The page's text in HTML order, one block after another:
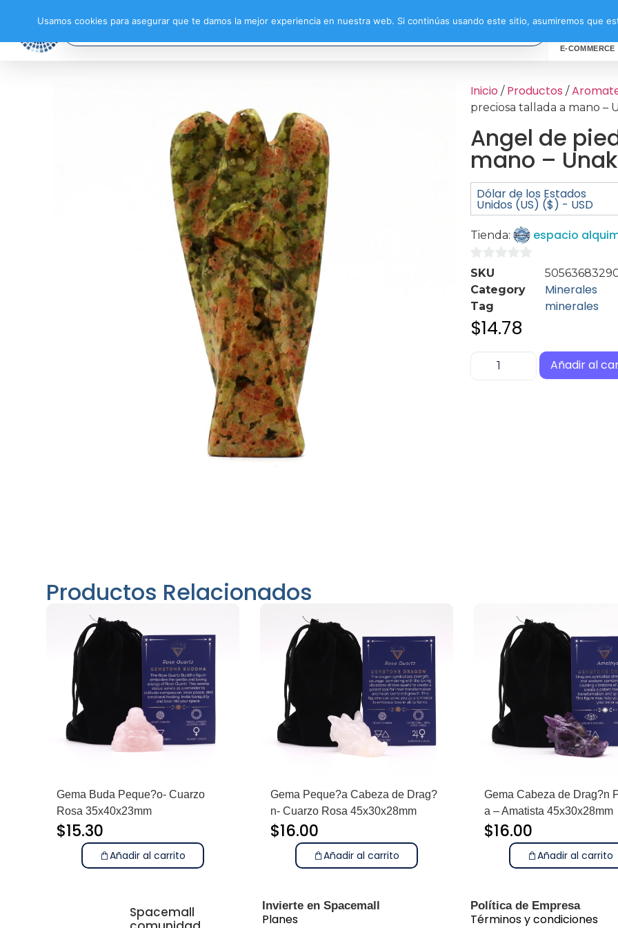
E-COMMERCE
Inicio / Productos /
preciosa tallada a mano –
Angel de
mano –
Dólar de los Estados
Unidos (US) ($) - USD
Tienda: espacio
0
de
5
SKU
Category
Minerales
Tag minerales
$14.78
Añadir al
Productos Relacionados
Gema Buda Peque?o- Cuarzo
Rosa 35x40x23mm
$15.30
Añadir al carrito
Gema Peque?a Cabeza de Drag?
n- Cuarzo Rosa 45x30x28mm
$16.00
Añadir al carrito
Gema Cabeza de Drag?n
a – Amatista 45x30x28mm
$16.00
Añadir al carrito
Spacemall
Invierte en Spacemall
Planes
Política de Empresa
Términos y condiciones
Usamos cookies para asegurar que te damos la mejor experiencia en nuestra web. Si continúas usando este sitio, asumiremos que